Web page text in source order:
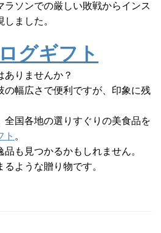
ラソンでの厳しい敗戦からインス
ました。
グギフト
ありませんか？
の幅広さで便利ですが、印象に残
全国各地の選りすぐりの美食品を
ト 。
も見つかるかもしれません。
ような贈り物です。